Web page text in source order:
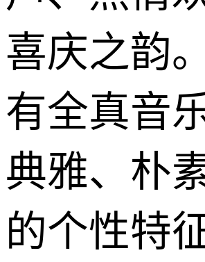
喜庆之韵
有全真音
典雅、朴
的个性特